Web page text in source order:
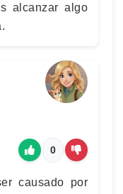
alcanzar algo
0
causado por